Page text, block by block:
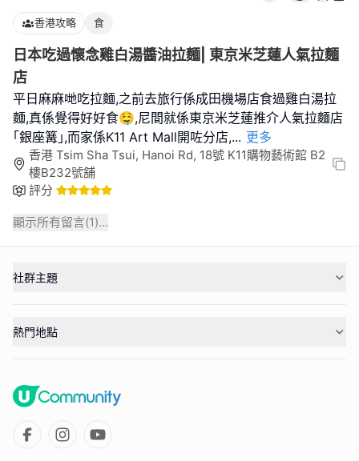
香港攻略 食
日本吃過懷念雞白湯醬油拉麵| 東京米芝蓮人氣拉麵
店
平日麻麻哋吃拉麵,之前去旅行係成田機場店食過雞白湯拉
麵,真係覺得好好食🤤,尼間就係東京米芝蓮推介人氣拉麵店
｢銀座篝｣,而家係K11 Art Mall開咗分店,... 更多
香港 Tsim Sha Tsui, Hanoi Rd, 18號 K11購物藝術館 B2
樓B232號舖
評分
顯示所有留言(1)...
社群主題
熱門地點